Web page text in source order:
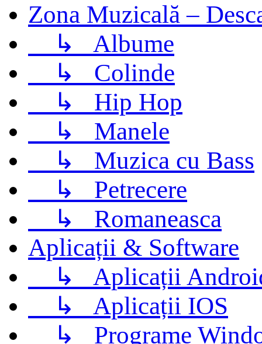
Zona Muzicală –
↳ Albume
↳ Colinde
↳ Hip Hop
↳ Manele
↳ Muzica cu Bass
↳ Petrecere
↳ Romaneasca
Aplicații & Software
↳ Aplicații
↳ Aplicații IOS
↳ Programe